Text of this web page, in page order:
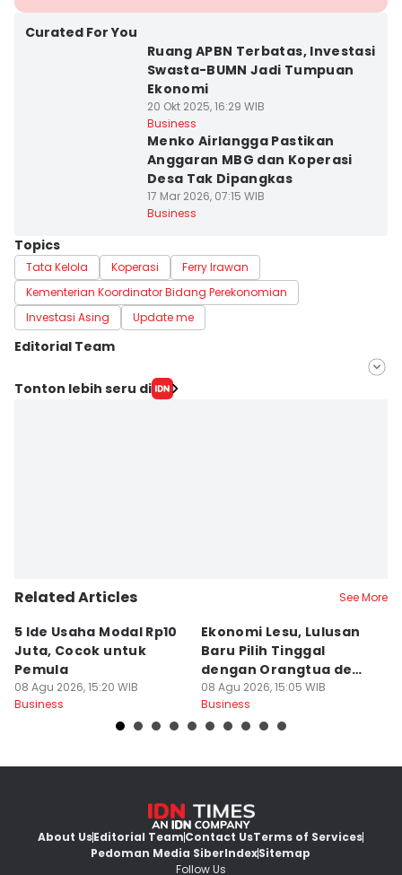
Curated For You
Ruang APBN Terbatas, Investasi
Swasta-BUMN Jadi Tumpuan
Ekonomi
20 Okt 2025, 16:29 WIB
Business
Menko Airlangga Pastikan
Anggaran MBG dan Koperasi
Desa Tak Dipangkas
17 Mar 2026, 07:15 WIB
Business
Topics
Tata Kelola Koperasi
Ferry Irawan
Kementerian Koordinator Bidang Perekonomian
Investasi Asing
Update me
Editorial Team
Editor
Tonton lebih seru di
Related Articles See More
5 Ide Usaha Modal Rp10
Juta, Cocok untuk
Pemula
08 Agu 2026, 15:20 WIB
Business
Ekonomi Lesu, Lulusan
Baru Pilih Tinggal
dengan Orangtua demi
Berhemat
08 Agu 2026, 15:05 WIB
Business
About UsEditorial TeamContact UsTerms of Services
Pedoman Media SiberIndexSitemap
Follow Us